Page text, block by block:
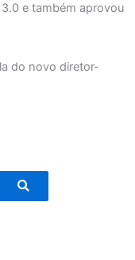
e também aprovou
do novo diretor-